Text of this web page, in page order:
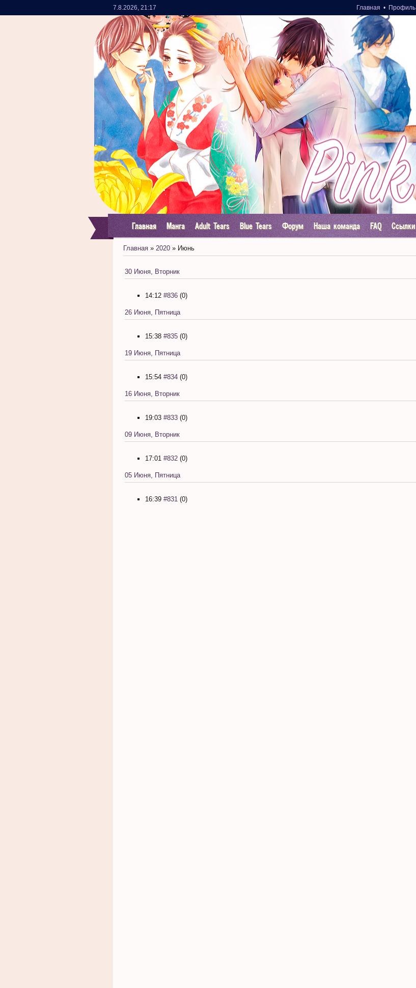
7.8.2026, 21:17 Главная • Профиль
Главная Манга Adult Tears Blue Tears Форум Наша команда FAQ Ссылки
Главная » 2020 » Июнь
30 Июня, Вторник
14:12 #836 (0)
26 Июня, Пятница
15:38 #835 (0)
19 Июня, Пятница
15:54 #834 (0)
16 Июня, Вторник
19:03 #833 (0)
09 Июня, Вторник
17:01 #832 (0)
05 Июня, Пятница
16:39 #831 (0)